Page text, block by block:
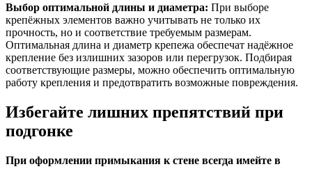
Выбор оптимальной длины и диаметра: При выборе
крепёжных элементов важно учитывать не только их
прочность, но и соответствие требуемым размерам.
Оптимальная длина и диаметр крепежа обеспечат надёжное
крепление без излишних зазоров или перегрузок. Подбирая
соответствующие размеры, можно обеспечить оптимальную
работу крепления и предотвратить возможные повреждения.
Избегайте лишних препятствий при
подгонке
При оформлении примыкания к стене всегда имейте в